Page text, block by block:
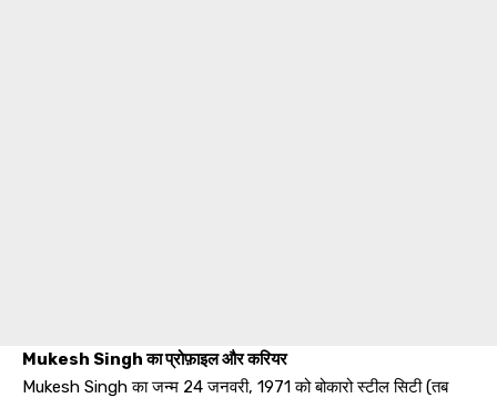
Mukesh Singh का प्रोफ़ाइल और करियर
Mukesh Singh का जन्म 24 जनवरी, 1971 को बोकारो स्टील सिटी (तब